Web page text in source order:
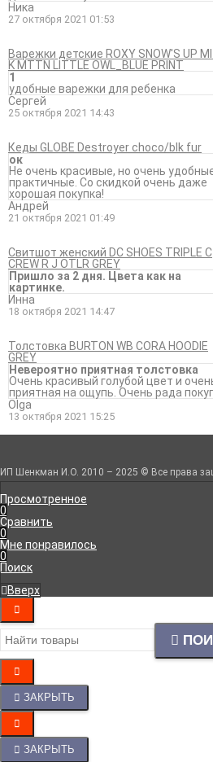
Ника
27 октября 2021 01:53
Варежки детские ROXY SNOW'S UP
K MTTN LITTLE OWL_BLUE PRINT
1
удобные варежки для ребенка
Сергей
25 октября 2021 14:43
Кеды GLOBE Destroyer choco/blk fur
ок
Не очень красивые, но очень
практичные. Со скидкой очень даже
хорошая покупка!
Андрей
21 октября 2021 01:49
Свитшот женский DC SHOES TRIPLE C
CREW R J OTLR GREY
Пришло за 2 дня. Цвета как на
картинке.
Инна
18 октября 2021 14:47
Толстовка BURTON WB CORA HOODIE
GREY
Невероятно приятная толстовка
Очень красивый голубой цвет и
приятная на ощупь. Очень рада
Olga
13 октября 2021 15:25
ИП Шенкман И.О. 2010 – 2025 © Все права
Просмотренное
0
Сравнить
0
Мне понравилось
0
Поиск
Вверх
ЗАКРЫТЬ
ЗАКРЫТЬ